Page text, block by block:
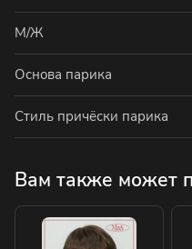
М/Ж
Основа парика
Стиль причёски парика
Вам также может